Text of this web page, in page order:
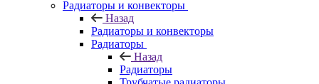
Радиаторы и конвекторы
Назад
Радиаторы и конвекторы
Радиаторы
Назад
Радиаторы